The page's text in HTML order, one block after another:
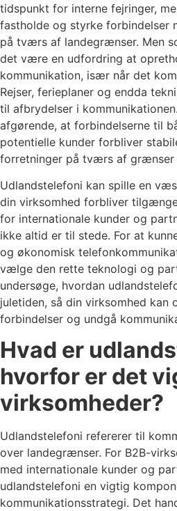
tidspunkt for interne fejringer,
fastholde og styrke forbindelser
på tværs af landegrænser. Men
det være en udfordring at
kommunikation, især når det
Rejser, ferieplaner og endda
til afbrydelser i
afgørende, at forbindelserne til
potentielle kunder forbliver
forretninger på tværs af grænser
Udlandstelefoni kan spille en
din virksomhed forbliver
for internationale kunder og
ikke altid er til stede. For at
og økonomisk
vælge den rette teknologi og
undersøge, hvordan
juletiden, så din virksomhed kan
forbindelser og undgå
Hvad er
hvorfor er det
virksomheder?
Udlandstelefoni refererer til
over landegrænser. For B2B-
med internationale kunder og
udlandstelefoni en vigtig
kommunikationsstrategi. Det